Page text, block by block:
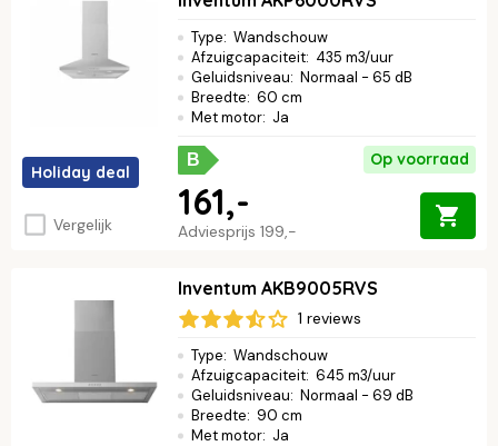
Holiday deal
Vergelijk
Type: Wandschouw
Afzuigcapaciteit: 435 m3/uur
Geluidsniveau: Normaal - 65 dB
Breedte: 60 cm
Met motor: Ja
B Op voorraad
Adviesprijs 199,-
161,-
Inventum AKB9005RVS
1 reviews
Type: Wandschouw
Afzuigcapaciteit: 645 m3/uur
Geluidsniveau: Normaal - 69 dB
Breedte: 90 cm
Met motor: Ja